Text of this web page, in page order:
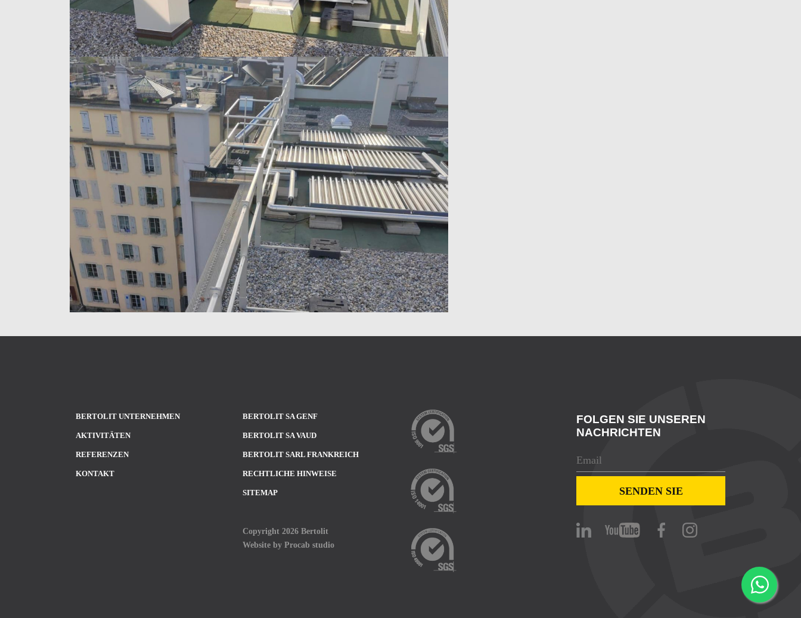
BERTOLIT UNTERNEHMEN
AKTIVITÄTEN
REFERENZEN
KONTAKT
BERTOLIT SA GENF
BERTOLIT SA VAUD
BERTOLIT SARL FRANKREICH
RECHTLICHE HINWEISE
SITEMAP
Copyright 2026 Bertolit
Website by Procab studio
FOLGEN SIE UNSEREN
NACHRICHTEN